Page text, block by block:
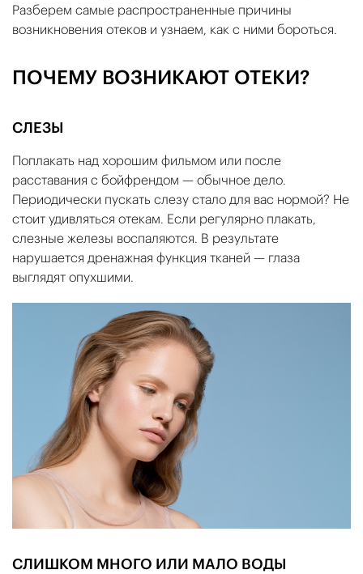
Разберем самые распространенные причины
возникновения отеков и узнаем, как с ними бороться.
ПОЧЕМУ ВОЗНИКАЮТ ОТЕКИ?
СЛЕЗЫ
Поплакать над хорошим фильмом или после
расставания с бойфрендом — обычное дело.
Периодически пускать слезу стало для вас нормой? Не
стоит удивляться отекам. Если регулярно плакать,
слезные железы воспаляются. В результате
нарушается дренажная функция тканей — глаза
выглядят опухшими.
СЛИШКОМ МНОГО ИЛИ МАЛО ВОДЫ